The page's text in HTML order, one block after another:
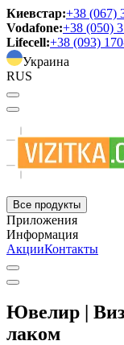
Киевстар:+38 (067)
Vodafone:+38 (050)
Lifecell:+38 (093)
Украина
RUS
Все продукты
Приложения
Информация
АкцииКонтакты
Ювелир |
лаком